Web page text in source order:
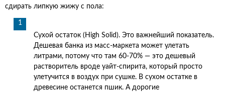
сдирать липкую жижу с пола:
Сухой остаток (High Solid). Это важнейший показатель.
Дешевая банка из масс-маркета может улетать
литрами, потому что там 60-70% — это дешевый
растворитель вроде уайт-спирита, который просто
улетучится в воздух при сушке. В сухом остатке в
древесине останется пшик. А дорогие